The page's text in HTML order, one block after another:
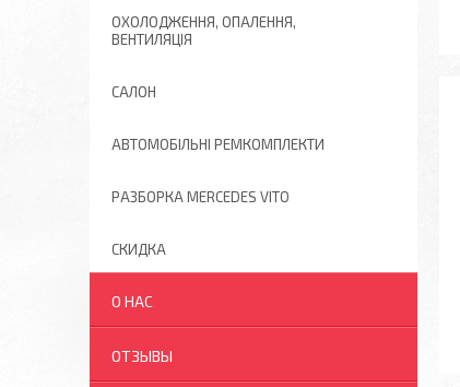
ОХОЛОДЖЕННЯ, ОПАЛЕННЯ,
ВЕНТИЛЯЦІЯ
САЛОН
АВТОМОБІЛЬНІ РЕМКОМПЛЕКТИ
РАЗБОРКА MERCEDES VITO
СКИДКА
О НАС
ОТЗЫВЫ